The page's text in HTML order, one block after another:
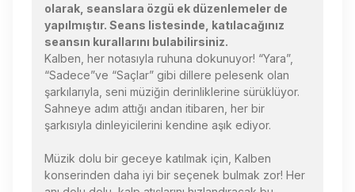
olarak, seanslara özgü ek düzenlemeler de
yapılmıştır. Seans listesinde, katılacağınız
seansın kurallarını bulabilirsiniz.
Kalben, her notasıyla ruhuna dokunuyor! “Yara”,
“Sadece”ve “Saçlar” gibi dillere pelesenk olan
şarkılarıyla, seni müziğin derinliklerine sürüklüyor.
Sahneye adım attığı andan itibaren, her bir
şarkısıyla dinleyicilerini kendine aşık ediyor.
Müzik dolu bir geceye katılmak için, Kalben
konserinden daha iyi bir seçenek bulmak zor! Her